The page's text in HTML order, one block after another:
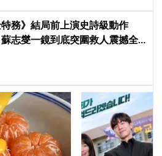
特務》結局前上演史詩級動作
志燮一鏡到底突圍救人震撼全